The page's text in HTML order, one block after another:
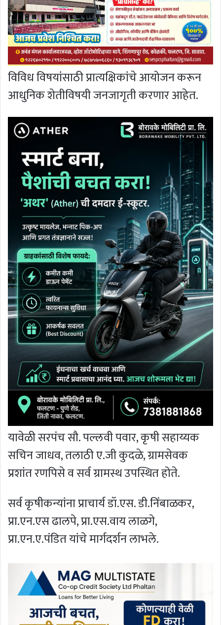
विविध विषयांसाठी प्रात्यक्षिकांचे आयोजन करून
आधुनिक शेतीविषयी जनजागृती करणार आहेत.
यावेळी सरपंच सौ. पल्लवी पवार, कृषी सहाय्यक
सचिन जाधव, तलाठी ए.जी कुदळे, ग्रामसेवक
प्रशांत रणपिसे व सर्व ग्रामस्थ उपस्थित होते.
सर्व कृषीकन्यांना प्राचार्य डॉ.एस. डी.निंबाळकर,
प्रा.एन.एस ढालपे, प्रा.एस.वाय लाळगे,
प्रा.एन.ए.पंडित यांचे मार्गदर्शन लाभले.